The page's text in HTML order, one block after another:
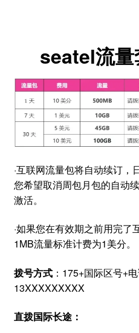
seatel流
·互联网流量包将自动续订
您希望取消周包月包的自动
激活。
·如果您在有效期之前用完了
1MB流量标准计费为1美分。
拨号方式：175+国际区号+
13XXXXXXXXX
直拨国际长途：